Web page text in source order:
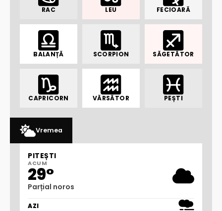
RAC LEU FECIOARĂ
BALANȚĂ SCORPION SĂGETĂTOR
CAPRICORN VĂRSĂTOR PEȘTI
Vremea
PITEȘTI
ACUM
29°
Parțial noros
AZI